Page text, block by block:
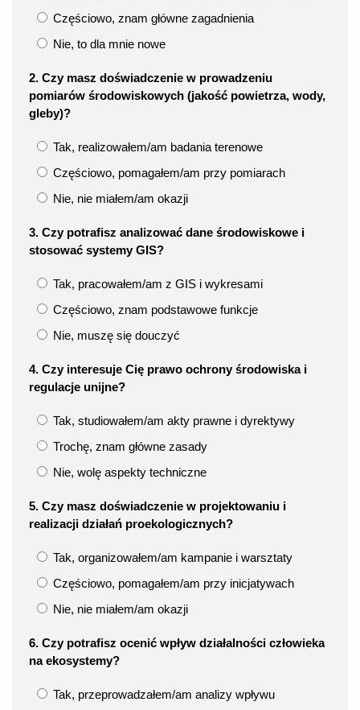
Częściowo, znam główne zagadnienia
Nie, to dla mnie nowe
2. Czy masz doświadczenie w prowadzeniu
pomiarów środowiskowych (jakość powietrza, wody,
gleby)?
Tak, realizowałem/am badania terenowe
Częściowo, pomagałem/am przy pomiarach
Nie, nie miałem/am okazji
3. Czy potrafisz analizować dane środowiskowe i
stosować systemy GIS?
Tak, pracowałem/am z GIS i wykresami
Częściowo, znam podstawowe funkcje
Nie, muszę się douczyć
4. Czy interesuje Cię prawo ochrony środowiska i
regulacje unijne?
Tak, studiowałem/am akty prawne i dyrektywy
Trochę, znam główne zasady
Nie, wolę aspekty techniczne
5. Czy masz doświadczenie w projektowaniu i
realizacji działań proekologicznych?
Tak, organizowałem/am kampanie i warsztaty
Częściowo, pomagałem/am przy inicjatywach
Nie, nie miałem/am okazji
6. Czy potrafisz ocenić wpływ działalności człowieka
na ekosystemy?
Tak, przeprowadzałem/am analizy wpływu